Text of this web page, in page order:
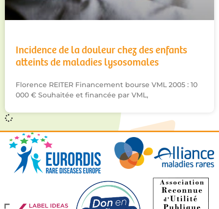
Incidence de la douleur chez des enfants
atteints de maladies lysosomales
Florence REITER Financement bourse VML 2005 : 10
000 € Souhaitée et financée par VML,